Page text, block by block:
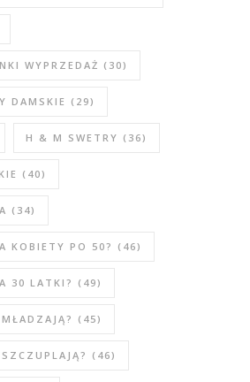
WYPRZEDAŻ (30)
DAMSKIE (29)
H & M SWETRY (36)
(40)
(34)
KOBIETY PO 50? (46)
30 LATKI? (49)
(45)
(46)